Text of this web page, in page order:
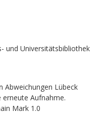
und Universitätsbibliothek
Abweichungen Lübeck
erneute Aufnahme.
Mark 1.0